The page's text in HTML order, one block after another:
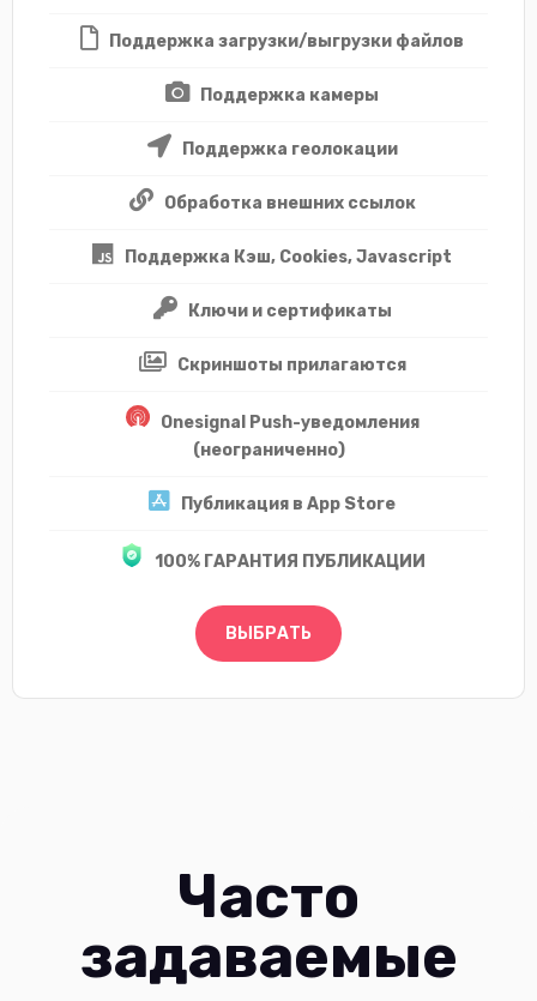
Поддержка загрузки/выгрузки файлов
Поддержка камеры
Поддержка геолокации
Обработка внешних ссылок
Поддержка Кэш, Cookies, Javascript
Ключи и сертификаты
Скриншоты прилагаются
Onesignal Push-уведомления
(неограниченно)
Публикация в App Store
100% ГАРАНТИЯ ПУБЛИКАЦИИ
ВЫБРАТЬ
Часто
задаваемые